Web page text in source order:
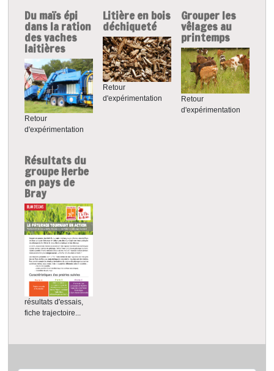
Du maïs épi
dans la ration
des vaches
laitières
Retour
d'expérimentation
Litière en bois
déchiqueté
Retour
d'expérimentation
Grouper les
vêlages au
printemps
Retour
d'expérimentation
Résultats du
groupe Herbe
en pays de
Bray
résultats d'essais,
fiche trajectoire...